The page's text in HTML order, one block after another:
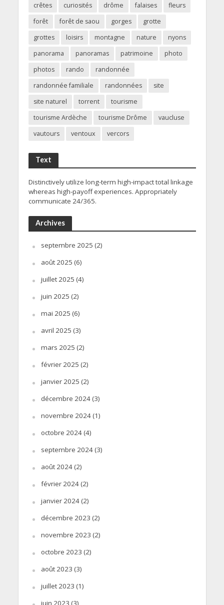
crêtes
curiosités drôme falaises
fleurs
forêt
forêt de saou gorges
grotte
grottes
loisirs montagne nature
nyons
panorama
panoramas patrimoine
photo
photos
rando
randonnée
randonnée familiale
randonnées
site
site naturel
torrent
tourisme
tourisme Ardèche
tourisme Drôme
vaucluse
vautours
ventoux vercors
Text
Distinctively utilize long-term high-impact total linkage
whereas high-payoff experiences. Appropriately
communicate 24/365.
Archives
septembre 2025 (2)
août 2025 (6)
juillet 2025 (4)
juin 2025 (2)
mai 2025 (6)
avril 2025 (3)
mars 2025 (2)
février 2025 (2)
janvier 2025 (2)
décembre 2024(3)
novembre 2024(1)
octobre 2024(4)
septembre 2024(3)
août 2024(2)
février 2024(2)
janvier 2024(2)
décembre 2023 (2)
novembre 2023 (2)
octobre 2023 (2)
août 2023 (3)
juillet 2023 (1)
juin 2023 (3)